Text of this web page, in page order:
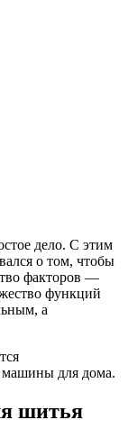
дело. С этим
о том, чтобы
факторов —
функций
а
для дома.
шитья